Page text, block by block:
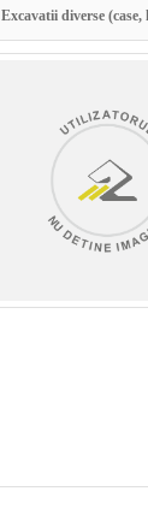
Excavatii diverse